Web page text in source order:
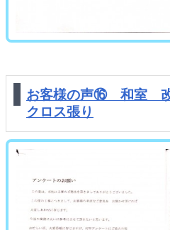
お客様の声⑯ 和室
クロス張り